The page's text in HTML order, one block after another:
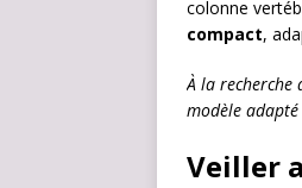
colonne
compact,
À la
modèle adapté
Veiller